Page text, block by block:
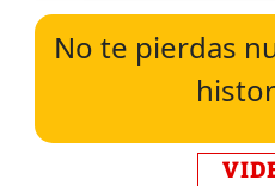
No te pierdas